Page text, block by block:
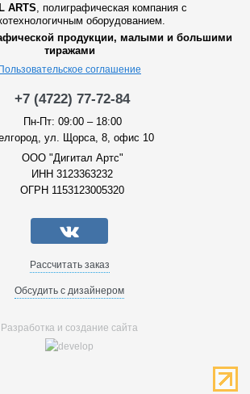
ARTS
полиграфическая компания с
оборудованием.
продукции, малыми и большими
тиражами
соглашение
+7 (4722) 77-72-84
Пн-Пт: 09:00 – 18:00
ул. Щорса, 8, офис 10
ООО "Дигитал Артс"
ИНН 3123363232
ОГРН 1153123005320
Рассчитать заказ
Обсудить с дизайнером
Разработка и создание сайта